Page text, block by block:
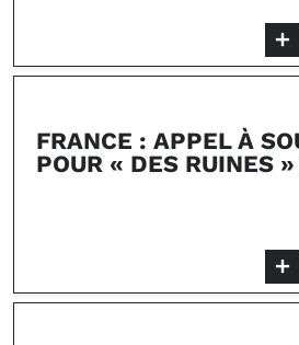
FRANCE : APPEL À
POUR « DES RUINES